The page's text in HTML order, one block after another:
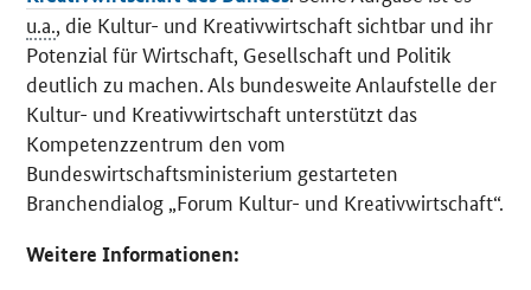
u.a. , die Kultur- und Kreativwirtschaft sichtbar und ihr
Potenzial für Wirtschaft, Gesellschaft und Politik
deutlich zu machen. Als bundesweite Anlaufstelle der
Kultur- und Kreativwirtschaft unterstützt das
Kompetenzzentrum den vom
Bundeswirtschaftsministerium gestarteten
Branchendialog „Forum Kultur- und Kreativwirtschaft“.
Weitere Informationen: